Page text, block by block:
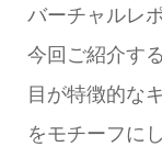
バーチャルレ
今回ご紹介す
目が特徴的な
をモチーフに